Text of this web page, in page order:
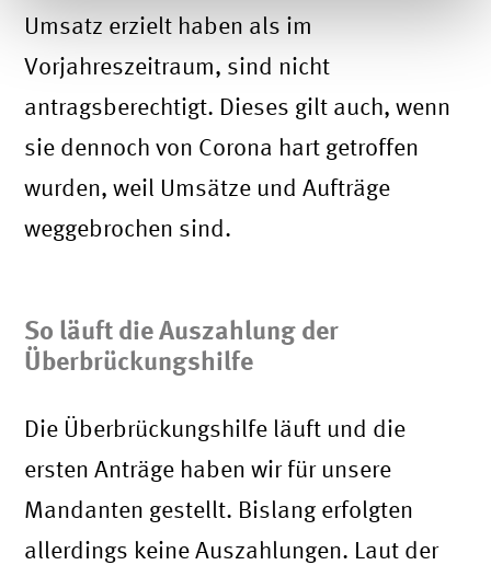
Umsatz erzielt haben als im
Vorjahreszeitraum, sind nicht
antragsberechtigt. Dieses gilt auch, wenn
sie dennoch von Corona hart getroffen
wurden, weil Umsätze und Aufträge
weggebrochen sind.
So läuft die Auszahlung der
Überbrückungshilfe
Die Überbrückungshilfe läuft und die
ersten Anträge haben wir für unsere
Mandanten gestellt. Bislang erfolgten
allerdings keine Auszahlungen. Laut der